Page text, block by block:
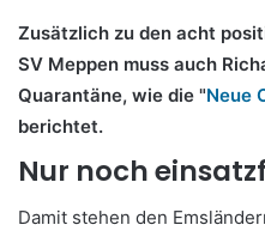
Zusätzlich zu den acht
SV Meppen muss auch
Quarantäne, wie die "Neue
berichtet.
Nur noch
Damit stehen den